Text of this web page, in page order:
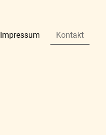
Impressum Kontakt